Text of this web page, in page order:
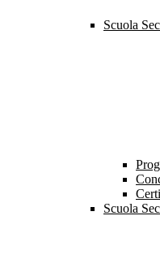
Scuola
Scuola